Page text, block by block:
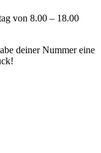
von 8.00 – 18.00
deiner Nummer eine